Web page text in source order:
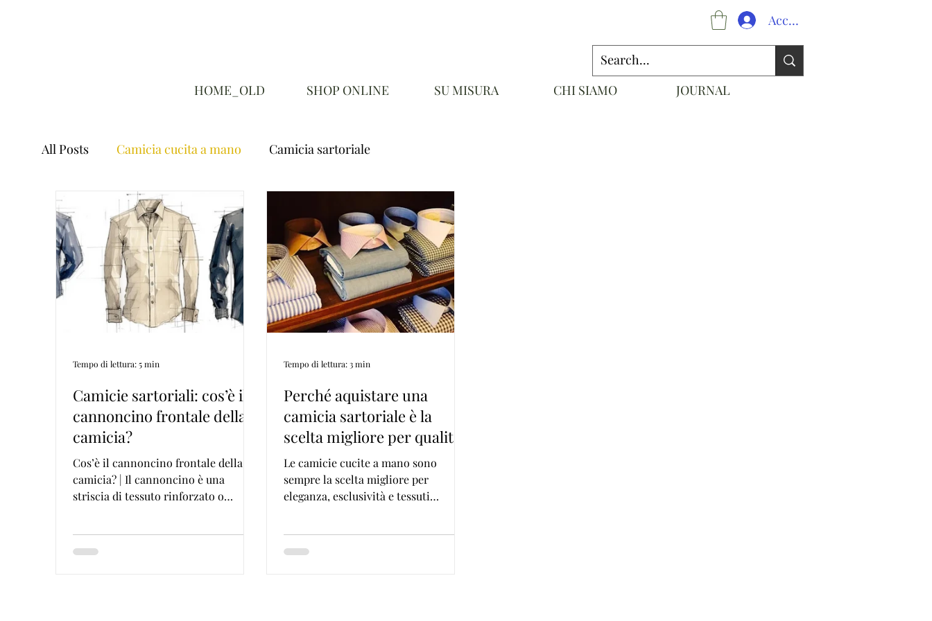
Accedi
HOME_OLD SHOP ONLINE SU MISURA CHI SIAMO JOURNAL
All Posts Camicia cucita a mano Camicia sartoriale
Camicie sartoriali: cos’è il
cannoncino frontale della
camicia?
Cos’è il cannoncino frontale della
camicia? | Il cannoncino è una
striscia di tessuto rinforzato o
Tempo di lettura: 5 min
Perché aquistare una
camicia sartoriale è la
scelta migliore per qualità
e stile
Le camicie cucite a mano sono
sempre la scelta migliore per
eleganza, esclusività e tessuti
Tempo di lettura: 3 min